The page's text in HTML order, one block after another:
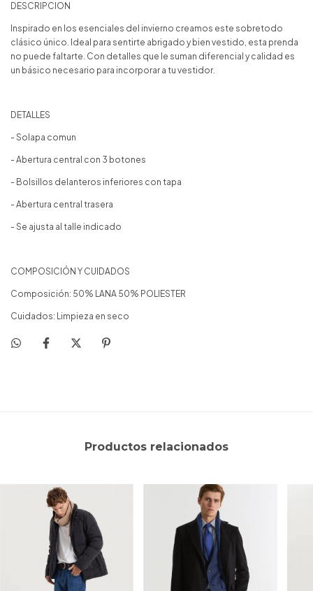
DESCRIPCION
Inspirado en los esenciales del invierno creamos este sobretodo
clásico único. Ideal para sentirte abrigado y bien vestido, esta prenda
no puede faltarte. Con detalles que le suman diferencial y calidad es
un básico necesario para incorporar a tu vestidor.
DETALLES
- Solapa comun
- Abertura central con 3 botones
- Bolsillos delanteros inferiores con tapa
- Abertura central trasera
- Se ajusta al talle indicado
COMPOSICIÓN Y CUIDADOS
Composición: 50% LANA 50% POLIESTER
Cuidados: Limpieza en seco
Productos relacionados